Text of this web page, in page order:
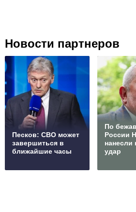
Новости партнеров
Песков: СВО может
завершиться в
ближайшие часы
По
России
нанесли
удар